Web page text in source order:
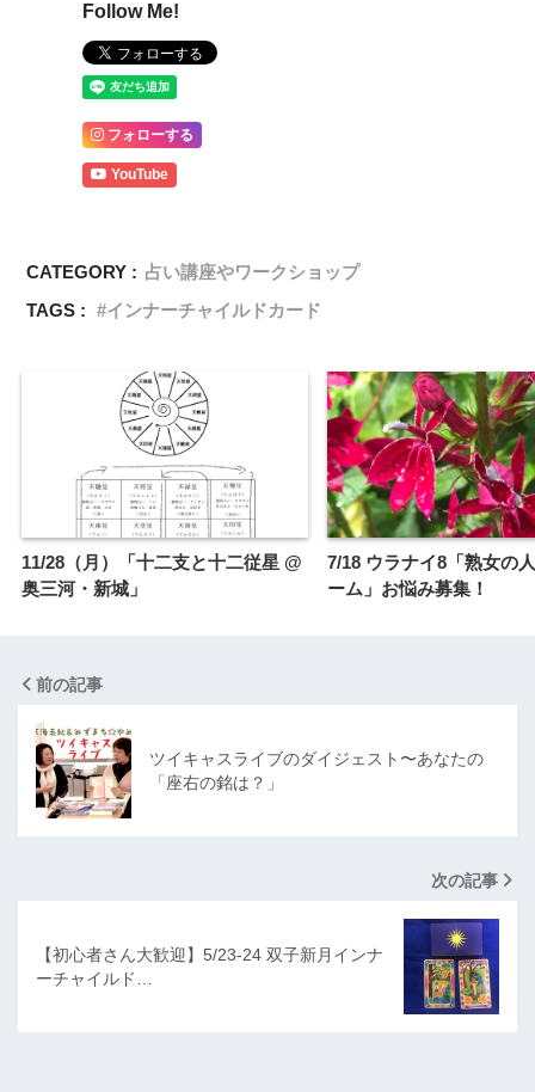
Follow Me!
フォローする
YouTube
CATEGORY : 占い講座やワークショップ
TAGS :
インナーチャイルドカード
11/28（月）「十二支と十二従星 @
奥三河・新城」
7/18 ウラナイ8「熟女の
ーム」お悩み募集！
前の記事
ツイキャスライブのダイジェスト〜あなたの
「座右の銘は？」
次の記事
【初心者さん大歓迎】5/23-24 双子新月インナ
ーチャイルド…